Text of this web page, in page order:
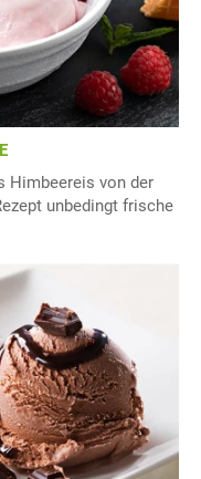
Himbeereis von der
unbedingt frische